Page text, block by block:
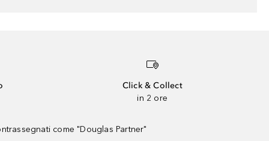
Click & Collect
in 2 ore
come "Douglas Partner"